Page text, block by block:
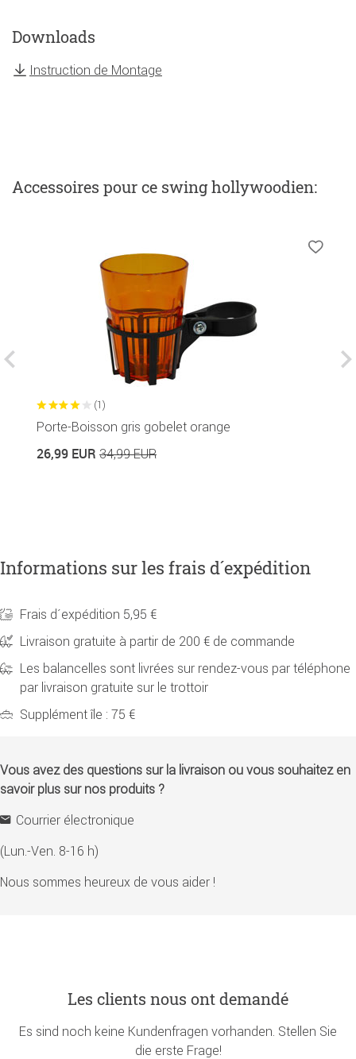
Downloads
Instruction de Montage
Accessoires pour ce swing hollywoodien:
(1)
Porte-Boisson gris gobelet orange
26,99 EUR 34,99 EUR
Informations sur les frais d´expédition
Frais d´expédition 5,95 €
Livraison gratuite à partir de 200 € de commande
Les balancelles sont livrées sur rendez-vous par téléphone
par livraison gratuite sur le trottoir
Supplément île : 75 €
Vous avez des questions sur la livraison ou vous souhaitez en
savoir plus sur nos produits ?
Courrier électronique
(Lun.-Ven. 8-16 h)
Nous sommes heureux de vous aider !
Les clients nous ont demandé
Es sind noch keine Kundenfragen vorhanden. Stellen Sie
die erste Frage!